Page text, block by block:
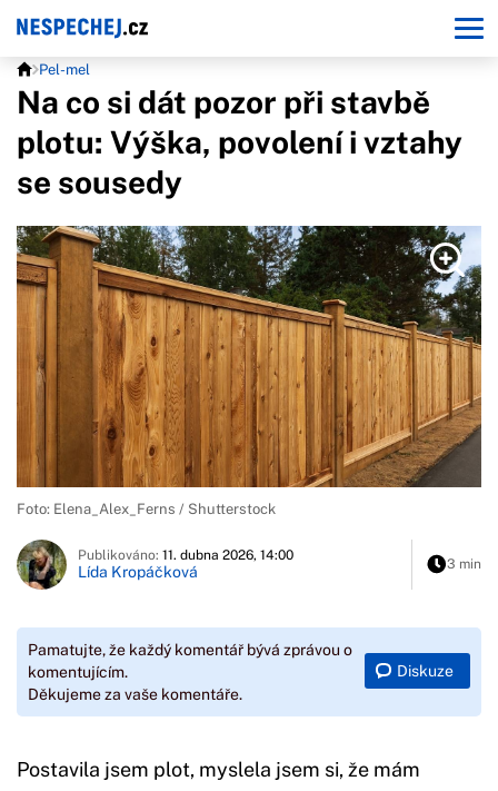
Pel-mel
Na co si dát pozor při stavbě
plotu: Výška, povolení i vztahy
se sousedy
Foto: Elena_Alex_Ferns / Shutterstock
Publikováno: 11. dubna 2026, 14:00
Lída Kropáčková 3 min
Pamatujte, že každý komentář bývá zprávou o
komentujícím.
Děkujeme za vaše komentáře.
Diskuze
Postavila jsem plot, myslela jsem si, že mám